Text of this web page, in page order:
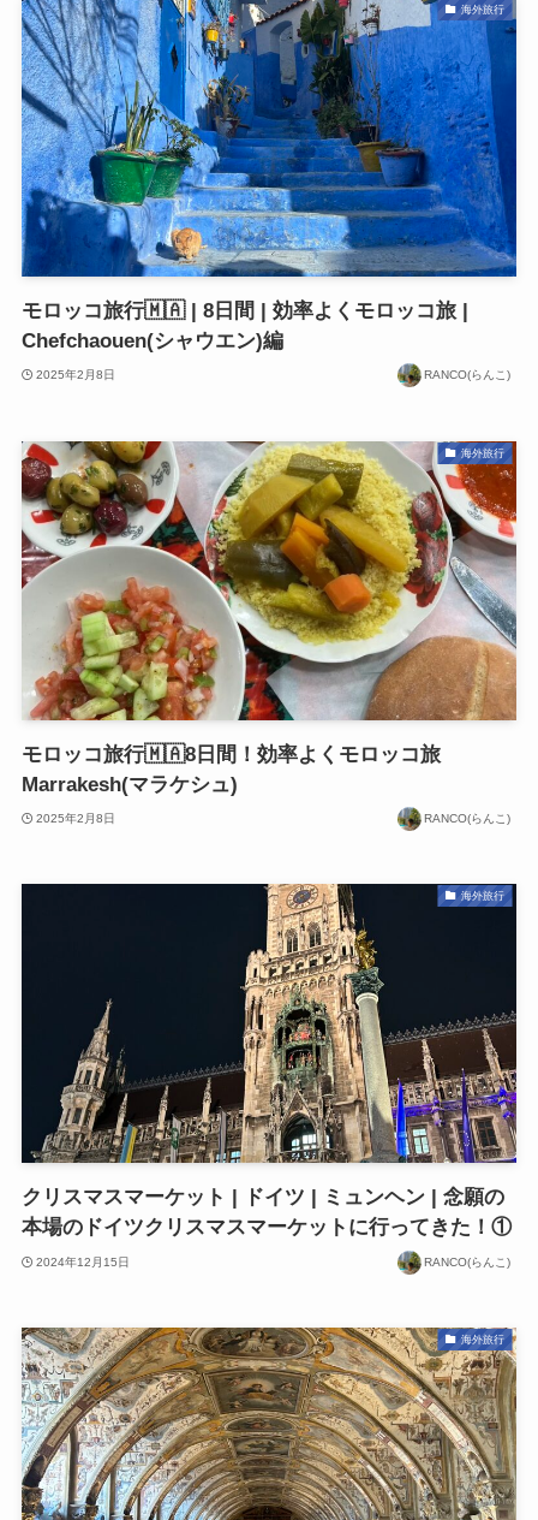
海外旅行
モロッコ旅行🇲🇦 | 8日間 | 効率よくモロッコ旅 |
Chefchaouen(シャウエン)編
2025年2月8日 RANCO(らんこ)
海外旅行
モロッコ旅行🇲🇦8日間！効率よくモロッコ旅
Marrakesh(マラケシュ)
2025年2月8日 RANCO(らんこ)
海外旅行
クリスマスマーケット | ドイツ | ミュンヘン | 念願の
本場のドイツクリスマスマーケットに行ってきた！①
2024年12月15日 RANCO(らんこ)
海外旅行